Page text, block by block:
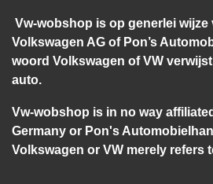
Vw-wobshop is op generlei wijze
Volkswagen AG of Pon’s
woord Volkswagen of VW
auto.
Vw-wobshop is in no way
Germany or Pon's
Volkswagen or VW merely refers